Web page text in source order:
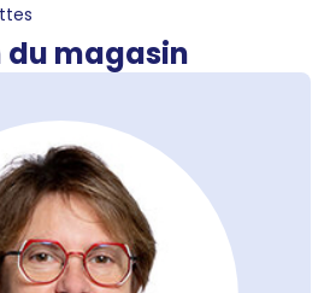
du magasin